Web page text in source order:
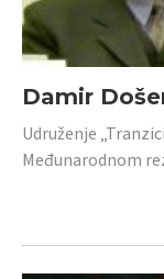
Damir
Udruženje
Međunarodnom